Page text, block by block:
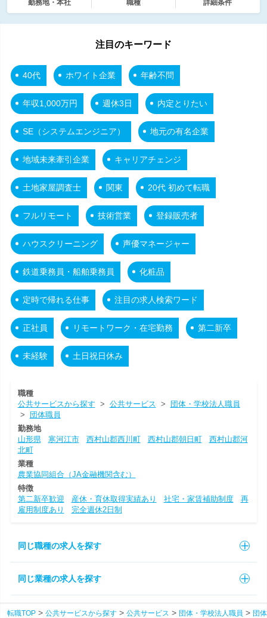
勤務地・本社 職種 詳細条件
注目のキーワード
40代 ホワイト企業 年齢不問
年収1,000万円 週休3日 内定とりたい
SE（システムエンジニア） 地元の有名企業
地域未来牽引企業 キャリアチェンジ
土地家屋調査士 関東 20代 初めて転職
フルリモート 技術営業 登録販売者
ハウスクリーニング 声優マネージャー
鉄道乗務員・船舶乗務員 化粧品
定時で帰れる仕事 注目の求人検索ワード
正社員 リモートワーク・在宅勤務 第二新卒
未経験 土日祝日休み
職種
公共サービスから探す > 公共サービス > 団体・学校法人職員
> 団体職員
勤務地
山形県
寒河江市 西村山郡西川町 西村山郡朝日町
西村山郡河
北町
業種
農業協同組合（JA金融機関含む）
特徴
第二新卒歓迎
産休・育休取得実績あり 社宅・家賃補助制度
再
雇用制度あり
完全週休2日制
同じ職種の求人を探す
同じ業種の求人を探す
転職TOP 公共サービスから探す 公共サービス 団体・学校法人職員 団